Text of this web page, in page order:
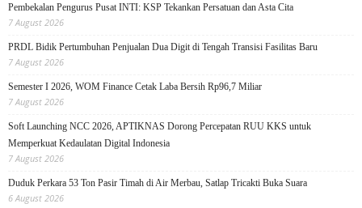
Pembekalan Pengurus Pusat INTI: KSP Tekankan Persatuan dan Asta Cita
7 August 2026
PRDL Bidik Pertumbuhan Penjualan Dua Digit di Tengah Transisi Fasilitas Baru
7 August 2026
Semester I 2026, WOM Finance Cetak Laba Bersih Rp96,7 Miliar
7 August 2026
Soft Launching NCC 2026, APTIKNAS Dorong Percepatan RUU KKS untuk
Memperkuat Kedaulatan Digital Indonesia
7 August 2026
Duduk Perkara 53 Ton Pasir Timah di Air Merbau, Satlap Tricakti Buka Suara
6 August 2026